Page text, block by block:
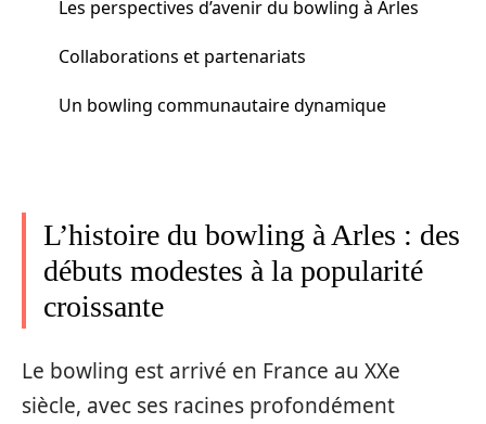
Les perspectives d’avenir du bowling à Arles
Collaborations et partenariats
Un bowling communautaire dynamique
L’histoire du bowling à Arles : des
débuts modestes à la popularité
croissante
Le bowling est arrivé en France au XXe
siècle, avec ses racines profondément